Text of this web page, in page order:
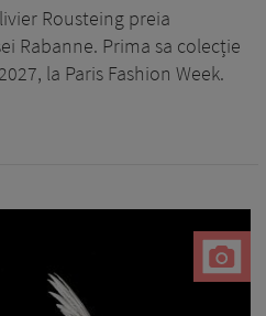
Rousteing preia
Rabanne. Prima sa colecție
la Paris Fashion Week.